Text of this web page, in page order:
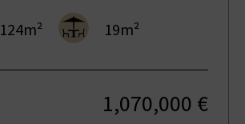
124m² 19m²
1,070,000 €